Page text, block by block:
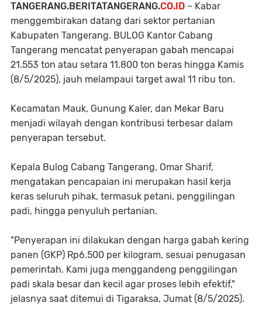
TANGERANG.BERITATANGERANG.CO.ID – Kabar
menggembirakan datang dari sektor pertanian
Kabupaten Tangerang. BULOG Kantor Cabang
Tangerang mencatat penyerapan gabah mencapai
21.553 ton atau setara 11.800 ton beras hingga Kamis
(8/5/2025), jauh melampaui target awal 11 ribu ton.
Kecamatan Mauk, Gunung Kaler, dan Mekar Baru
menjadi wilayah dengan kontribusi terbesar dalam
penyerapan tersebut.
Kepala Bulog Cabang Tangerang, Omar Sharif,
mengatakan pencapaian ini merupakan hasil kerja
keras seluruh pihak, termasuk petani, penggilingan
padi, hingga penyuluh pertanian.
"Penyerapan ini dilakukan dengan harga gabah kering
panen (GKP) Rp6.500 per kilogram, sesuai penugasan
pemerintah. Kami juga menggandeng penggilingan
padi skala besar dan kecil agar proses lebih efektif,"
jelasnya saat ditemui di Tigaraksa, Jumat (8/5/2025).